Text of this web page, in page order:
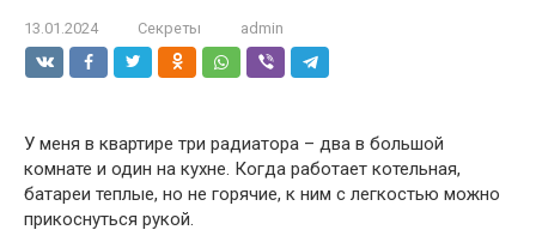
13.01.2024 Секреты admin
У меня в квартире три радиатора – два в большой
комнате и один на кухне. Когда работает котельная,
батареи теплые, но не горячие, к ним с легкостью можно
прикоснуться рукой.